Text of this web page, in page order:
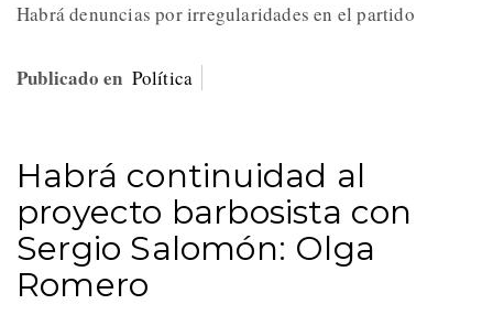
Habrá denuncias por irregularidades en el partido
Publicado en Política
Habrá continuidad al
proyecto barbosista con
Sergio Salomón: Olga
Romero